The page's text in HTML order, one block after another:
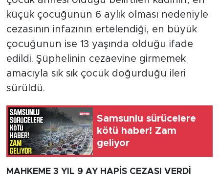
küçük çocuğunun 6 aylık olması nedeniyle
cezasının infazının ertelendiği, en büyük
çocuğunun ise 13 yaşında olduğu ifade
edildi. Şüphelinin cezaevine girmemek
amacıyla sık sık çocuk doğurduğu ileri
sürüldü.
Samsunlu sürücelere
kötü haber! Zam
geliyor
MAHKEME 3 YIL 9 AY HAPİS CEZASI VERDİ